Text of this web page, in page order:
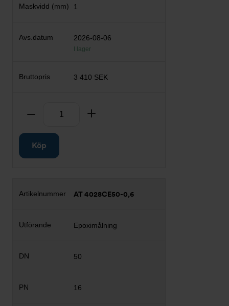
1
2026-08-06
I lager
3 410 SEK
Ta bort
Köp
AT 4028CE50-0,6
Epoximålning
50
16